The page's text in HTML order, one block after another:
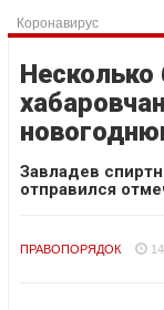
Коронавирус
Несколько
Завладев
отправился
ПРАВОПОРЯДОК